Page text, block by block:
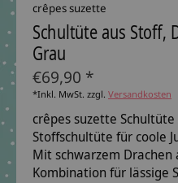
crêpes suzette
Schultüte aus Stoff,
Grau
€69,90 *
*Inkl. MwSt. zzgl. Versandkosten
crêpes suzette
Stoffschultüte für coole
Mit schwarzem
Kombination für lässige